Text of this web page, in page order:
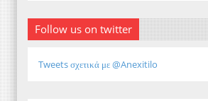
Follow us on twitter
Tweets σχετικά με @Anexitilo